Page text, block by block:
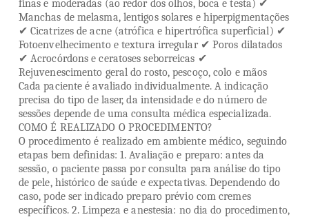
finas e moderadas (ao redor dos olhos, boca e testa) ✔
Manchas de melasma, lentigos solares e hiperpigmentações
✔ Cicatrizes de acne (atrófica e hipertrófica superficial) ✔
Fotoenvelhecimento e textura irregular ✔ Poros dilatados
✔ Acrocórdons e ceratoses seborreicas ✔
Rejuvenescimento geral do rosto, pescoço, colo e mãos
Cada paciente é avaliado individualmente. A indicação
precisa do tipo de laser, da intensidade e do número de
sessões depende de uma consulta médica especializada.
COMO É REALIZADO O PROCEDIMENTO?
O procedimento é realizado em ambiente médico, seguindo
etapas bem definidas: 1. Avaliação e preparo: antes da
sessão, o paciente passa por consulta para análise do tipo
de pele, histórico de saúde e expectativas. Dependendo do
caso, pode ser indicado preparo prévio com cremes
específicos. 2. Limpeza e anestesia: no dia do procedimento,